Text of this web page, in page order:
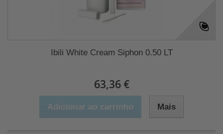
Ibili White Cream Siphon 0.50 LT
63,36 €
Adicionar ao carrinho Mais